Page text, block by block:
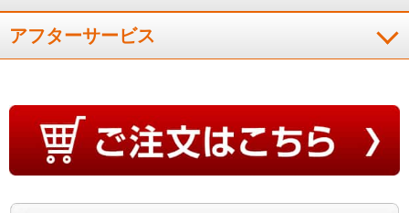
アフターサービス